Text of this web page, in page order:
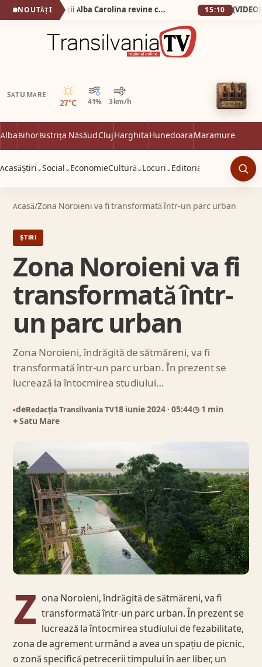
NOUTĂȚI De la 1 Mai: Garda Cetății Alba Carolina revine cu salve de tun și un spectacol istoric de excepție 15:10
SATU MARE
27°C 41% 3 km/h
Senin
AlbaBihorBistrița NăsăudClujHarghitaHunedoaraMaramureș
AcasăȘtiri ⌄Social ⌄ EconomieCultură ⌄ Locuri ⌄ Editorial
Acasă/Zona Noroieni va fi transformată într-un parc urban
ȘTIRI
Zona Noroieni va fi
transformată într-
un parc urban
Zona Noroieni, îndrăgită de sătmăreni, va fi
transformată într-un parc urban. În prezent se
lucrează la întocmirea studiului…
●deRedacția Transilvania TV18 iunie 2024 · 05:44◷ 1 min
⌖ Satu Mare
Z ona Noroieni, îndrăgită de sătmăreni, va fi
transformată într-un parc urban. În prezent se
lucrează la întocmirea studiului de fezabilitate,
zona de agrement urmând a avea un spațiu de picnic,
o zonă specifică petrecerii timpului în aer liber, un